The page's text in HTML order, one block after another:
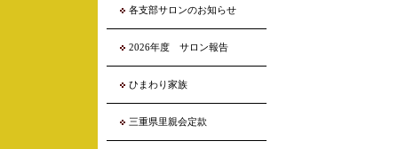
各支部サロンのお知らせ
2026年度 サロン報告
ひまわり家族
三重県里親会定款